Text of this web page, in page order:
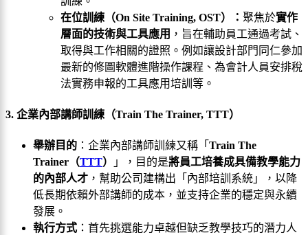
在位訓練（On Site Training, OST）： 聚焦於實作
層面的技術與工具應用 ，旨在輔助員工通過考試、
取得與工作相關的證照。例如讓設計部門同仁參加
最新的修圖軟體進階操作課程、為會計人員安排稅
法實務申報的工具應用培訓等。
3. 企業內部講師訓練（Train The Trainer, TTT）
舉辦目的 ：企業內部講師訓練又稱「 Train The
Trainer（TTT） 」，目的是將員工培養成具備教學能力
的內部人才 ，幫助公司建構出「內部培訓系統」，以降
低長期依賴外部講師的成本，並支持企業的穩定與永續
發展。
執行方式 ：首先挑選能力卓越但缺乏教學技巧的潛力人